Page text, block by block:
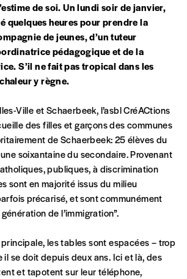
de
de soi. Un lundi soir de janvier,
quelques heures pour prendre la
de jeunes, d’un tuteur
pédagogique et de la
S’il ne fait pas tropical dans les
y règne.
Ville et Schaerbeek, l’asbl CréACtions
des filles et garçons des communes
de Schaerbeek: 25 élèves du
soixantaine du secondaire. Provenant
publiques, à discrimination
sont en majorité issus du milieu
précarisé, et sont communément
de l’immigration”.
les tables sont espacées – trop
se doit depuis deux ans. Ici et là, des
et tapotent sur leur téléphone,